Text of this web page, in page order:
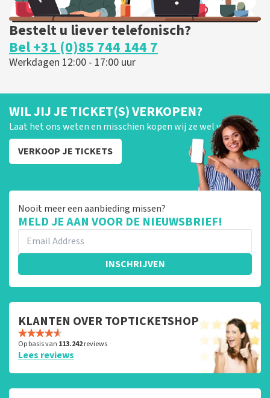
Bestelt u liever telefonisch?
Bel +31 (0)85 744 144 7
Werkdagen 12:00 - 17:00 uur
WIL JIJ JE TICKET(S) VERKOPEN?
Laat het ons weten en misschien kopen wij ze wel van je!
VERKOOP JE TICKETS
Nooit meer een aanbieding missen?
MELD JE AAN VOOR DE NIEUWSBRIEF!
INSCHRIJVEN
KLANTEN OVER TOPTICKETSHOP
Op basis van 113.242reviews
Lees reviews